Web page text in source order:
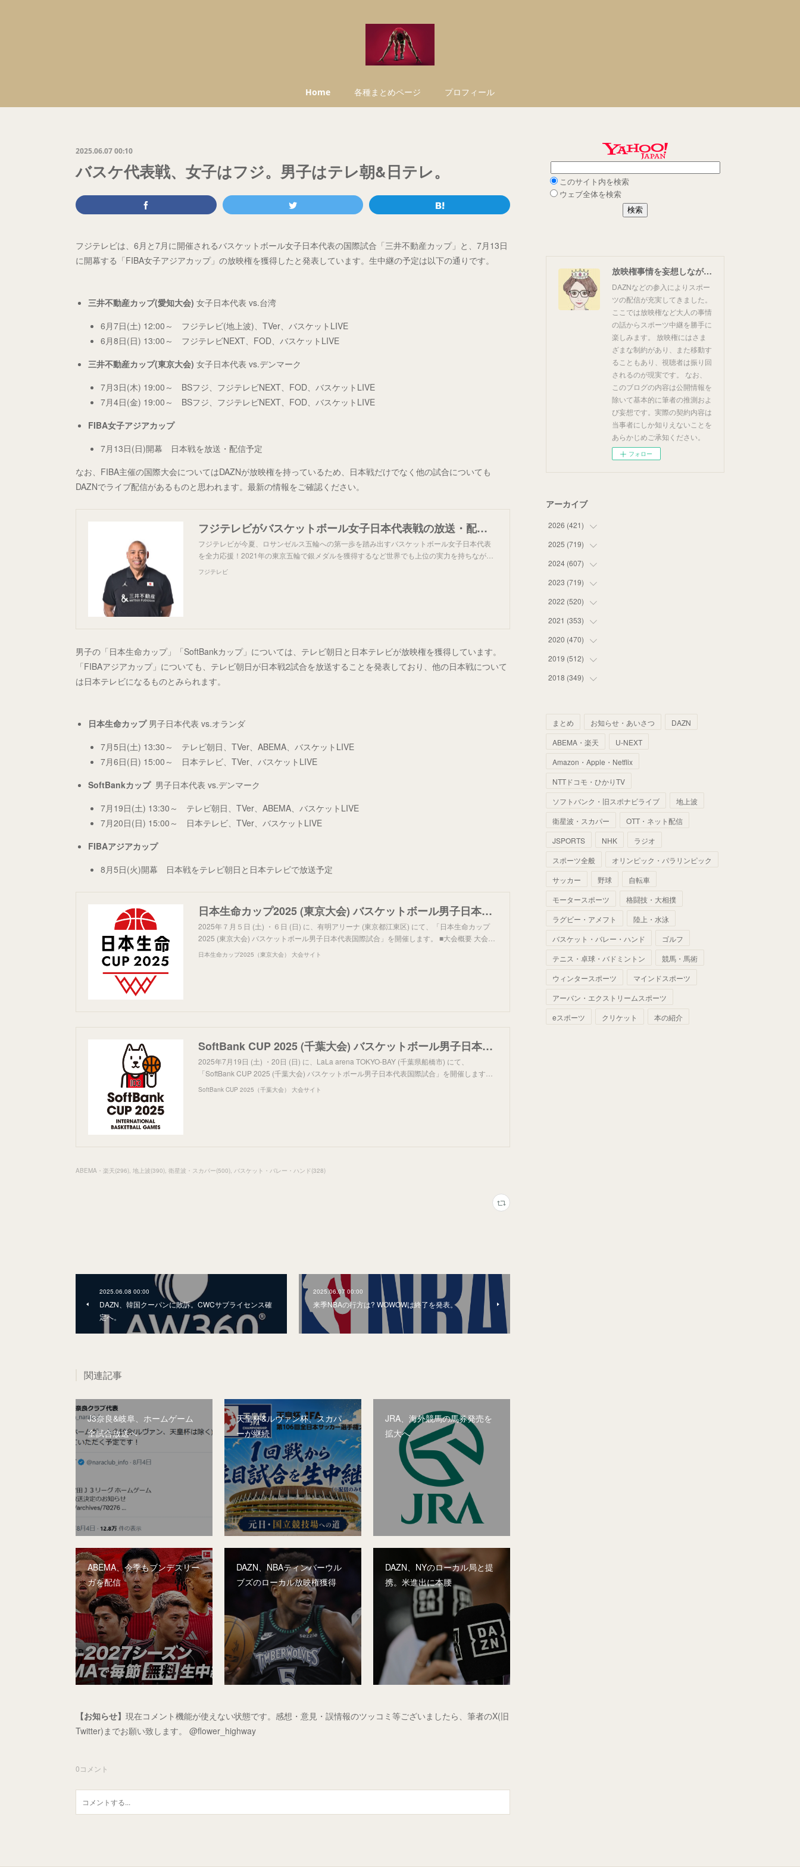
Home 各種まとめページ プロフィール
2025.06.07 00:10
バスケ代表戦、女子はフジ。男子はテレ朝&日テレ。
フジテレビは、6月と7月に開催されるバスケットボール女子日本代表の国際試合「三井不動産カップ」と、7月13日
に開幕する「FIBA女子アジアカップ」の放映権を獲得したと発表しています。生中継の予定は以下の通りです。
三井不動産カップ(愛知大会) 女子日本代表 vs.台湾
6月7日(土) 12:00～ フジテレビ(地上波)、TVer、バスケットLIVE
6月8日(日) 13:00～ フジテレビNEXT、FOD、バスケットLIVE
三井不動産カップ(東京大会) 女子日本代表 vs.デンマーク
7月3日(木) 19:00～ BSフジ、フジテレビNEXT、FOD、バスケットLIVE
7月4日(金) 19:00～ BSフジ、フジテレビNEXT、FOD、バスケットLIVE
FIBA女子アジアカップ
7月13日(日)開幕 日本戦を放送・配信予定
なお、FIBA主催の国際大会についてはDAZNが放映権を持っているため、日本戦だけでなく他の試合についても
DAZNでライブ配信があるものと思われます。最新の情報をご確認ください。
フジテレビがバスケットボール女子日本代表戦の放送・配信権を獲得！ 今年の夏、夢舞台への第一歩を踏み出す女子日本代表を応援！！ - フジテレビ
フジテレビが今夏、ロサンゼルス五輪への第一歩を踏み出すバスケットボール女子日本代表
を全力応援！2021年の東京五輪で銀メダルを獲得するなど世界でも上位の実力を持ちなが…
フジテレビ
男子の「日本生命カップ」「SoftBankカップ」については、テレビ朝日と日本テレビが放映権を獲得しています。
「FIBAアジアカップ」についても、テレビ朝日が日本戦2試合を放送することを発表しており、他の日本戦について
は日本テレビになるものとみられます。
日本生命カップ 男子日本代表 vs.オランダ
7月5日(土) 13:30～ テレビ朝日、TVer、ABEMA、バスケットLIVE
7月6日(日) 15:00～ 日本テレビ、TVer、バスケットLIVE
SoftBankカップ男子日本代表 vs.デンマーク
7月19日(土) 13:30～ テレビ朝日、TVer、ABEMA、バスケットLIVE
7月20日(日) 15:00～ 日本テレビ、TVer、バスケットLIVE
FIBAアジアカップ
8月5日(火)開幕 日本戦をテレビ朝日と日本テレビで放送予定
日本生命カップ2025 (東京大会) バスケットボール男子日本代表国際試合 大会及びチケット概要のお知らせ | 日本生命カップ2025（東京大会） 大会サイト
2025年７月５日 (土) ・６日 (日) に、有明アリーナ (東京都江東区) にて、「日本生命カップ
2025 (東京大会) バスケットボール男子日本代表国際試合」を開催します。 ■大会概要 大会…
日本生命カップ2025（東京大会） 大会サイト
SoftBank CUP 2025 (千葉大会) バスケットボール男子日本代表国際試合 大会及びチケット概要のお知らせ | SoftBank CUP 2025（千葉大会） 大会サイト
2025年7月19日 (土) ・20日 (日) に、LaLa arena TOKYO-BAY (千葉県船橋市) にて、
「SoftBank CUP 2025 (千葉大会) バスケットボール男子日本代表国際試合」を開催します…
SoftBank CUP 2025（千葉大会） 大会サイト
ABEMA・楽天(296) 地上波(390) 衛星波・スカパー(500) バスケット・バレー・ハンド(328)
2025.06.08 00:00
DAZN、韓国クーパンに敗訴。CWCサブライセンス確
定へ。
2025.06.07 00:00
来季NBAの行方は? WOWOWは終了を発表。
関連記事
J3奈良&岐阜、ホームゲーム
全試合放送へ
天皇杯&ルヴァン杯、スカパ
ーが継続
JRA、海外競馬の馬券発売を
拡大へ
ABEMA、今季もブンデスリー
ガを配信
DAZN、NBAティンバーウル
ブズのローカル放映権獲得
DAZN、NYのローカル局と提
携。米進出に本腰
【お知らせ】 現在コメント機能が使えない状態です。感想・意見・誤情報のツッコミ等ございましたら、筆者のX(旧
Twitter)までお願い致します。 @flower_highway
0コメント
放映権事情を妄想しながらスポーツ中継を楽しむ
DAZNなどの参入によりスポー
ツの配信が充実してきました。
ここでは放映権など大人の事情
の話からスポーツ中継を勝手に
楽しみます。 放映権にはさま
ざまな制約があり、また移動す
ることもあり、視聴者は振り回
されるのが現実です。 なお、
このブログの内容は公開情報を
除いて基本的に筆者の推測およ
び妄想です。実際の契約内容は
当事者にしか知りえないことを
あらかじめご承知ください。
フォロー
アーカイブ
2026 (421)
(16
(55
(58
(58
(53
(59
( 55
(67
2025 (719)
(75
(63
(57
(60
(62
(55
(61
(60 )
(42 )
2024 (607)
(51
(48
(35
(51
(60
(59
50 )
(58 )
(45)
2023 (719)
(59
(52
(55
(63
(53
56 )
(56
)
(74)
(70)
2022 (520)
(65
(44
(41
(43
)
(38
)
(57)
(41)
29)
2021 (353)
(31
(33
(34
(32
)
(24)
( 28)
29)
(33)
2020 (470)
(34
(32
(60)
( 13)
45)
( 49)
(41)
2019 (512)
(51
(32)
( 37)
37)
( 59)
(44)
(36
2018 (349)
9
( 22)
29)
( 32)
(50)
(14
まとめ お知らせ・あいさつ
DAZN
ABEMA・楽天
U-NEXT
Amazon・Apple・Netflix
NTTドコモ・ひかりTV
ソフトバンク・旧スポナビライブ
地上波
衛星波・スカパー
OTT・ネット配信
JSPORTS
NHK
ラジオ
スポーツ全般
オリンピック・パラリンピック
サッカー
野球
自転車
モータースポーツ
格闘技・大相撲
ラグビー・アメフト
陸上・水泳
バスケット・バレー・ハンド
ゴルフ
テニス・卓球・バドミントン
競馬・馬術
ウィンタースポーツ
マインドスポーツ
アーバン・エクストリームスポーツ
eスポーツ
クリケット 本の紹介